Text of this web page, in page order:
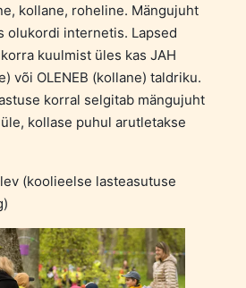
kollane, roheline. Mängujuht
olukordi internetis. Lapsed
kuulmist üles kas JAH
või OLENEB (kollane) taldriku.
korral selgitab mängujuht
kollase puhul arutletakse
(koolieelse lasteasutuse